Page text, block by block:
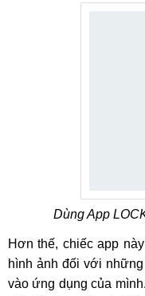
Dùng App
Hơn thế, chiếc app
hình ảnh đối với
vào ứng dụng của